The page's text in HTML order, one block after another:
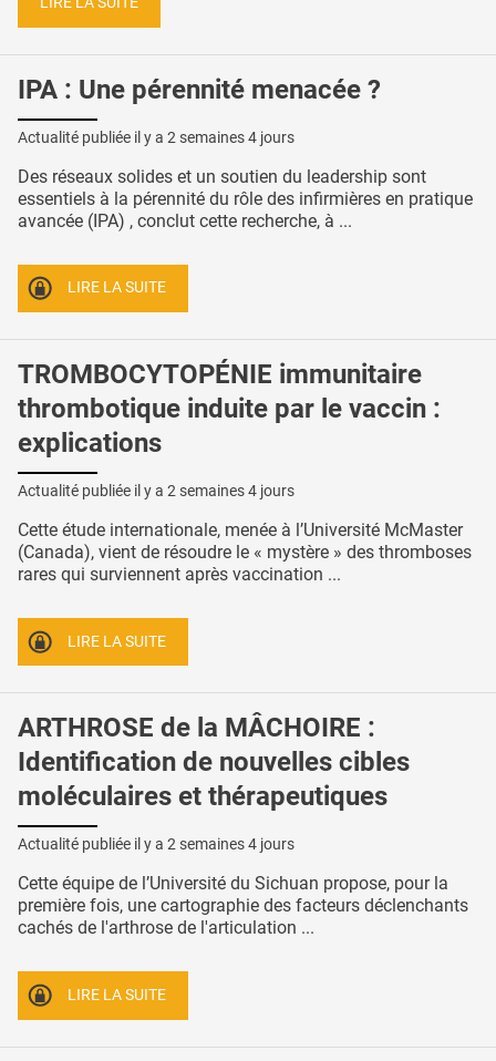
IPA : Une pérennité menacée ?
Actualité publiée il y a 2 semaines 4 jours
Des réseaux solides et un soutien du leadership sont
essentiels à la pérennité du rôle des infirmières en pratique
avancée (IPA) , conclut cette recherche, à ...
LIRE LA SUITE
TROMBOCYTOPÉNIE immunitaire
thrombotique induite par le vaccin :
explications
Actualité publiée il y a 2 semaines 4 jours
Cette étude internationale, menée à l’Université McMaster
(Canada), vient de résoudre le « mystère » des thromboses
rares qui surviennent après vaccination ...
LIRE LA SUITE
ARTHROSE de la MÂCHOIRE :
Identification de nouvelles cibles
moléculaires et thérapeutiques
Actualité publiée il y a 2 semaines 4 jours
Cette équipe de l’Université du Sichuan propose, pour la
première fois, une cartographie des facteurs déclenchants
cachés de l'arthrose de l'articulation ...
LIRE LA SUITE